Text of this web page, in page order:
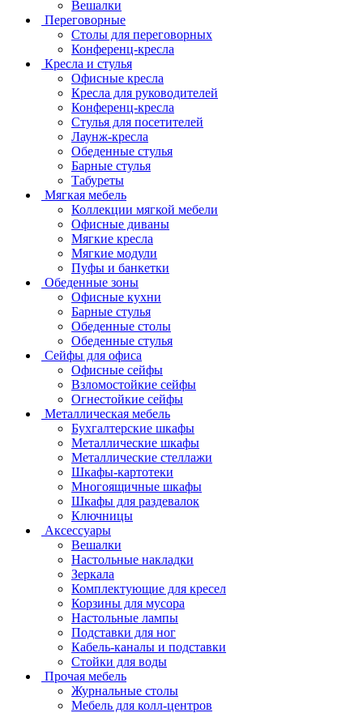
Вешалки
Переговорные
Столы для переговорных
Конференц-кресла
Кресла и стулья
Офисные кресла
Кресла для руководителей
Конференц-кресла
Стулья для посетителей
Лаунж-кресла
Обеденные стулья
Барные стулья
Табуреты
Мягкая мебель
Коллекции мягкой мебели
Офисные диваны
Мягкие кресла
Мягкие модули
Пуфы и банкетки
Обеденные зоны
Офисные кухни
Барные стулья
Обеденные столы
Обеденные стулья
Сейфы для офиса
Офисные сейфы
Взломостойкие сейфы
Огнестойкие сейфы
Металлическая мебель
Бухгалтерские шкафы
Металлические шкафы
Металлические стеллажи
Шкафы-картотеки
Многоящичные шкафы
Шкафы для раздевалок
Ключницы
Аксессуары
Вешалки
Настольные накладки
Зеркала
Комплектующие для кресел
Корзины для мусора
Настольные лампы
Подставки для ног
Кабель-каналы и подставки
Стойки для воды
Прочая мебель
Журнальные столы
Мебель для колл-центров